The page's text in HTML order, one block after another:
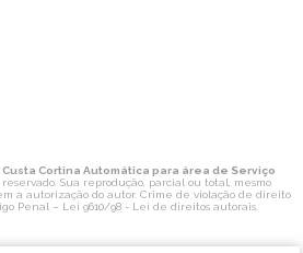
Cortina Automática para área de Serviço
Sua reprodução, parcial ou total, mesmo
a autorização do autor. Crime de violação de direito
Penal – Lei 9610/98 - Lei de direitos autorais.